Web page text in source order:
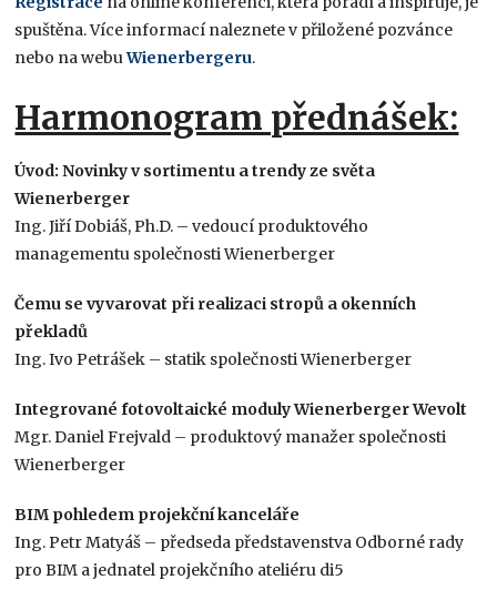
spuštěna. Více informací naleznete v přiložené pozvánce
nebo na webuWienerbergeru.
Harmonogram přednášek:
Úvod: Novinky v sortimentu a trendy ze světa
Wienerberger
Ing. Jiří Dobiáš, Ph.D. – vedoucí produktového
managementu společnosti Wienerberger
Čemu se vyvarovat při realizaci stropů a okenních
překladů
Ing. Ivo Petrášek – statik společnosti Wienerberger
Integrované fotovoltaické moduly Wienerberger Wevolt
Mgr. Daniel Frejvald – produktový manažer společnosti
Wienerberger
BIM pohledem projekční kanceláře
Ing. Petr Matyáš – předseda představenstva Odborné rady
pro BIM a jednatel projekčního ateliéru di5